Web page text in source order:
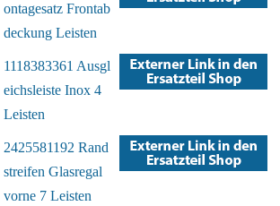
ontagesatz Frontab
deckung Leisten
1118383361 Ausgl
eichsleiste Inox 4
Leisten
2425581192 Rand
streifen Glasregal
vorne 7 Leisten